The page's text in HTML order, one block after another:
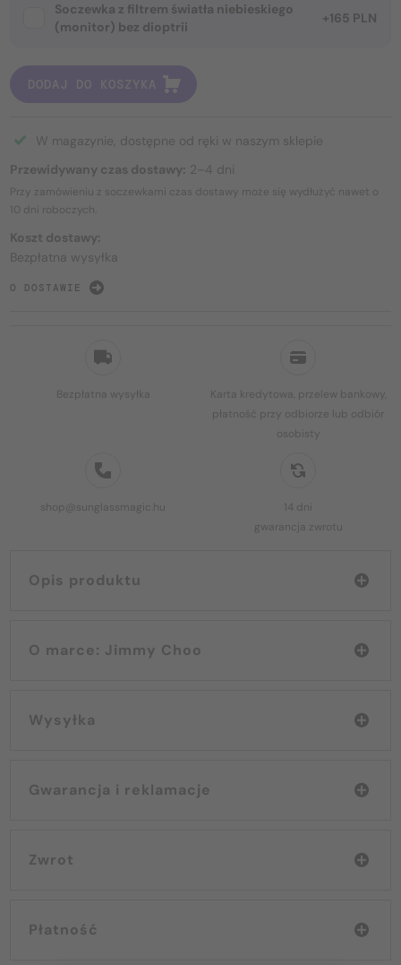
Bezpłatna wysyłka
Karta kredytowa, przelew bankowy,
płatność przy odbiorze lub odbiór
osobisty
shop@sunglassmagic.hu
14 dni
gwarancja zwrotu
Opis produktu
O marce: Jimmy Choo
Wysyłka
Gwarancja i reklamacje
Zwrot
Płatność
Soczewka z filtrem światła niebieskiego
(monitor) bez dioptrii
+165 PLN
DODAJ DO KOSZYKA
W magazynie, dostępne od ręki w naszym sklepie
Przewidywany czas dostawy: 2–4 dni
Przy zamówieniu z soczewkami czas dostawy może się wydłużyć nawet o
10 dni roboczych.
Koszt dostawy:
Bezpłatna wysyłka
O DOSTAWIE